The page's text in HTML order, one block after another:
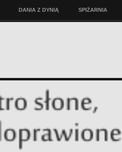
DANIA Z DYNIĄ SPIŻARNIA